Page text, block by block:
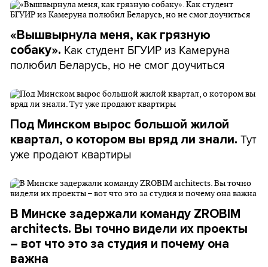
«Вышвырнула меня, как грязную
собаку». Как студент БГУИР из Камеруна
полюбил Беларусь, но не смог доучиться
Под Минском вырос большой жилой
квартал, о котором вы вряд ли знали. Тут
уже продают квартиры
В Минске задержали команду ZROBIM
architects. Вы точно видели их проекты
– вот что это за студия и почему она
важна